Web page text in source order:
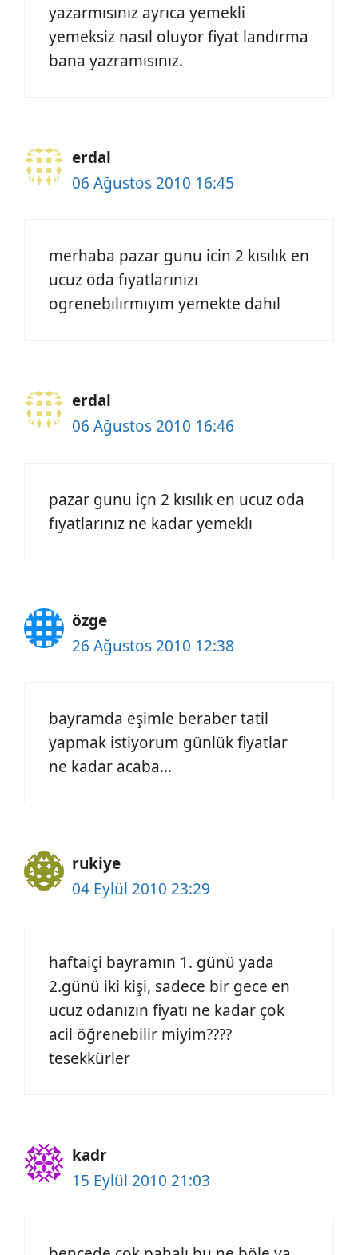
yazarmısınız ayrıca yemekli
yemeksiz nasıl oluyor fiyat landırma
bana yazramısınız.
erdal
06 Ağustos 2010 16:45
merhaba pazar gunu icin 2 kısılık en
ucuz oda fıyatlarınızı
ogrenebılırmıyım yemekte dahıl
erdal
06 Ağustos 2010 16:46
pazar gunu içn 2 kısılık en ucuz oda
fıyatlarınız ne kadar yemeklı
özge
26 Ağustos 2010 12:38
bayramda eşimle beraber tatil
yapmak istiyorum günlük fiyatlar
ne kadar acaba…
rukiye
04 Eylül 2010 23:29
haftaiçi bayramın 1. günü yada
2.günü iki kişi, sadece bir gece en
ucuz odanızın fiyatı ne kadar çok
acil öğrenebilir miyim????
tesekkürler
kadr
15 Eylül 2010 21:03